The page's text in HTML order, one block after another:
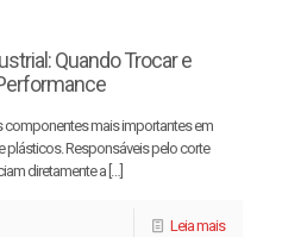
Quando Trocar e
mais importantes em
Responsáveis pelo corte
diretamente a
Leia mais